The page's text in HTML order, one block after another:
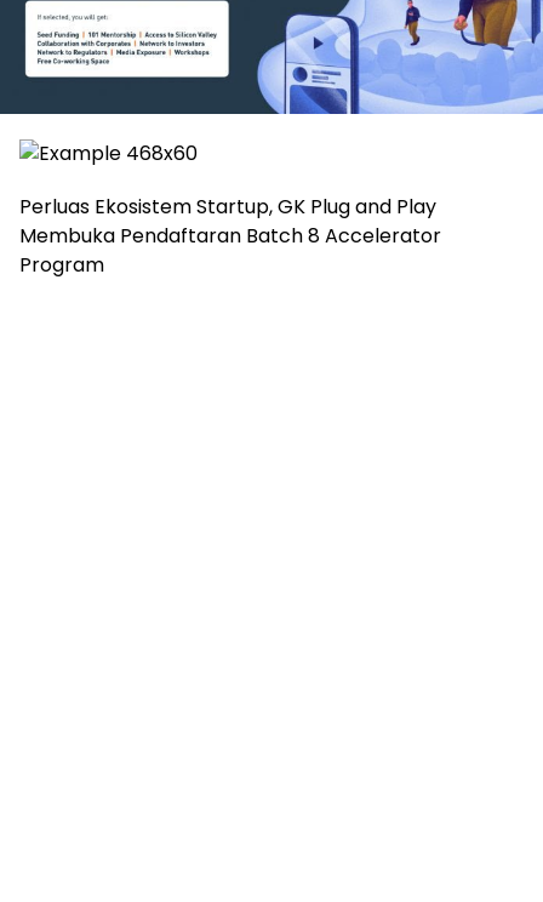
Perluas Ekosistem Startup, GK Plug and Play
Membuka Pendaftaran Batch 8 Accelerator
Program